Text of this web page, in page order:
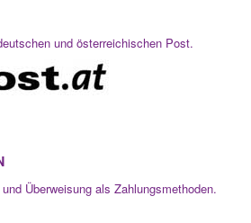
und österreichischen Post.
Überweisung als Zahlungsmethoden.